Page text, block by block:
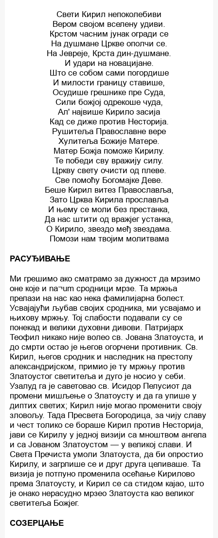
Свети Кирил непоколебиви
Вером својом вселену удиви.
Крстом часним јунак огради се
На душмане Цркве ополчи се.
На Јевреје, Крста дин-душмане.
И удари на новацијане.
Што се собом сами погордише
И милости границу ставише,
Осудише грешнике пре Суда,
Сили божјој одрекоше чуда,
Ал' највише Кирило засија
Кад се диже против Несторија.
Рушитеља Православне вере
Хулитеља Божије Матере.
Матер Божја поможе Кирилу.
Те победи сву вражију силу.
Цркву свету очисти од плеве.
Све помоћу Богомајке Деве.
Беше Кирил витез Православља,
Зато Црква Кирила прославља
И њему се моли без престанка,
Да нас штити од вражјег устанка,
O Кирило, звездо међ звездама.
Помози нам твојим молитвама
РАСУЂИВАЊЕ
Ми грешимо ако сматрамо за дужност да мрзимо
оне које и na¬um сродници мрзе. Та мржња
прелази на нас као нека фамилијарна болест.
Усвајајући љубав својих сродника, ми усвајамо и
њихову мржњу. Toj слабости подавали су се
понекад и велики духовни дивови. Патријарх
Теофил никако није волео св. Јована Златоуста, и
до смрти остао је његов огорчени противник. Св.
Кирил, његов сродник и наследник на престолу
александријском, примио је ту мржњу против
Златоустог светитеља и дуго је носио у себи.
Узалуд га је саветовао св. Исидор Пелусиот да
промени мишљење o Златоусту и да га упише у
диптих светих; Кирил није могао променити своју
зловољу. Тада Пресвета Богородица, за чију славу
и чест толико се бораше Кирил против Несторија,
јави се Кирилу у једној визији са мноштвом ангела
и са Јованом Златоустом — у великој слави. И
Света Пречиста умоли Златоуста, да би опростио
Кирилу, и загрлише се и друг друга целиваше. Та
визија је потпуно променила осећање Кирилово
према Златоусту, и Кирил се са стидом кајао, што
је онако нерасудно мрзео Златоуста као великог
светитеља Божјег.
СОЗЕРЦАЊЕ